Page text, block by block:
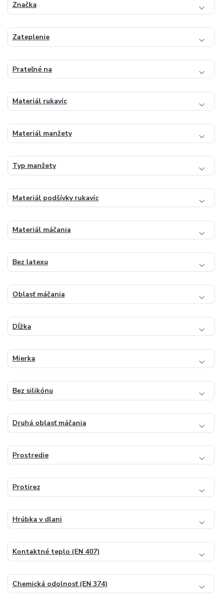
Značka
Zateplenie
Prateľné na
Materiál rukavíc
Materiál manžety
Typ manžety
Materiál podšívky rukavíc
Materiál máčania
Bez latexu
Oblasť máčania
Dĺžka
Mierka
Bez silikónu
Druhá oblasť máčania
Prostredie
Protirez
Hrúbka v dlani
Kontaktné teplo (EN 407)
Chemická odolnosť (EN 374)